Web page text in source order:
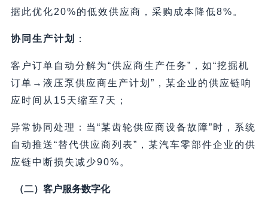
据此优化20%的低效供应商，采购成本降低8%。
协同生产计划 ：
客户订单自动分解为“供应商生产任务”，如“挖掘机
订单→液压泵供应商生产计划”，某企业的供应链响
应时间从15天缩至7天；
异常协同处理：当“某齿轮供应商设备故障”时，系统
自动推送“替代供应商列表”，某汽车零部件企业的供
应链中断损失减少90%。
（二）客户服务数字化